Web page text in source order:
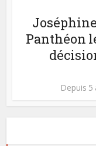
Panthéon
Depuis 5